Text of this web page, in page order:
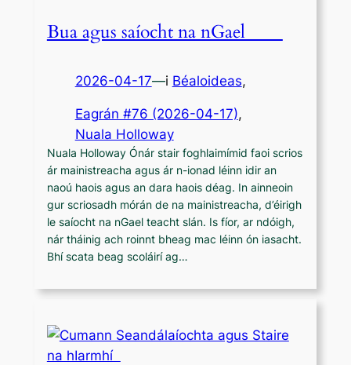
Bua agus saíocht na nGael
2026-04-17—i Béaloideas,
Eagrán #76 (2026-04-17)
Nuala Holloway
Nuala Holloway Ónár stair foghlaimímid faoi scrios
ár mainistreacha agus ár n-ionad léinn idir an
naoú haois agus an dara haois déag. In ainneoin
gur scriosadh mórán de na mainistreacha, d’éirigh
le saíocht na nGael teacht slán. Is fíor, ar ndóigh,
nár tháinig ach roinnt bheag mac léinn ón iasacht.
Bhí scata beag scoláirí ag…